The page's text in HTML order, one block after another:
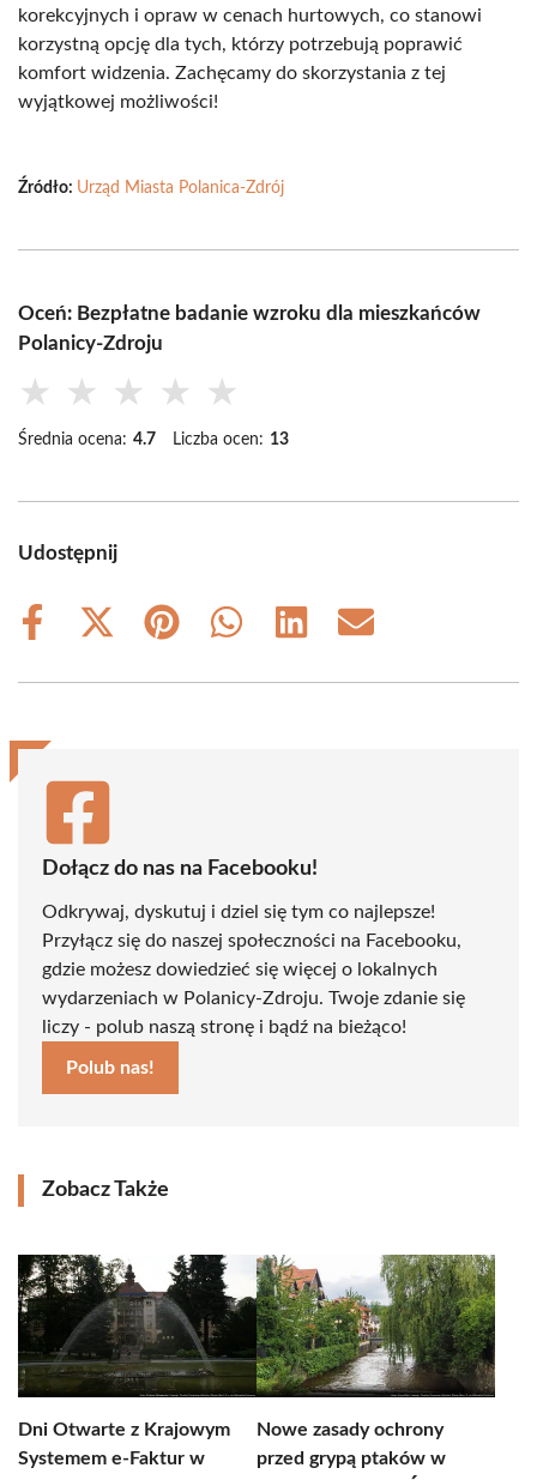
korekcyjnych i opraw w cenach hurtowych, co stanowi
korzystną opcję dla tych, którzy potrzebują poprawić
komfort widzenia. Zachęcamy do skorzystania z tej
wyjątkowej możliwości!
Źródło: Urząd Miasta Polanica-Zdrój
Oceń: Bezpłatne badanie wzroku dla mieszkańców
Polanicy-Zdroju
★ ★ ★ ★ ★
Średnia ocena: 4.7 Liczba ocen: 13
Udostępnij
Share
Share
(Twitter)
Share
Share
Share
Share
Dołącz do nas na Facebooku!
Odkrywaj, dyskutuj i dziel się tym co najlepsze!
Przyłącz się do naszej społeczności na Facebooku,
gdzie możesz dowiedzieć się więcej o lokalnych
wydarzeniach w Polanicy-Zdroju. Twoje zdanie się
liczy - polub naszą stronę i bądź na bieżąco!
Polub nas!
Zobacz Także
Dni Otwarte z Krajowym
Systemem e-Faktur w
Nowe zasady ochrony
przed grypą ptaków w